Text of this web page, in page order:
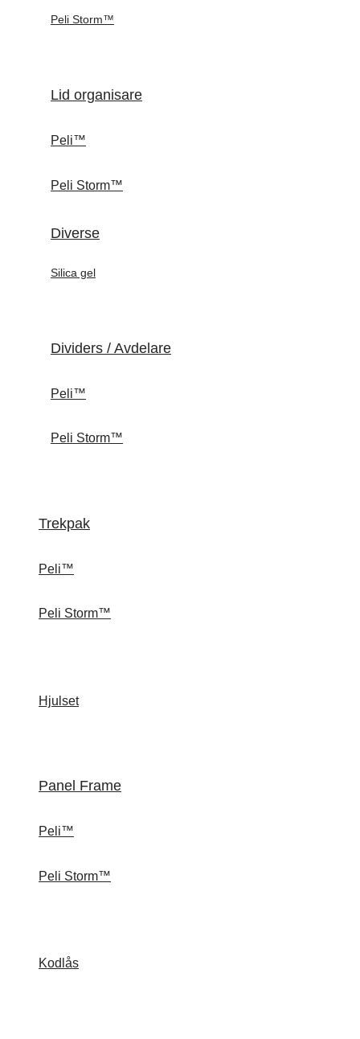
Peli Storm™
Lid organisare
Peli™
Peli Storm™
Diverse
Silica gel
Dividers / Avdelare
Peli™
Peli Storm™
Trekpak
Peli™
Peli Storm™
Hjulset
Panel Frame
Peli™
Peli Storm™
Kodlås